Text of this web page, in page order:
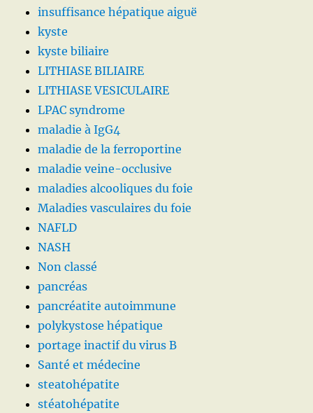
insuffisance hépatique aiguë
kyste
kyste biliaire
LITHIASE BILIAIRE
LITHIASE VESICULAIRE
LPAC syndrome
maladie à IgG4
maladie de la ferroportine
maladie veine-occlusive
maladies alcooliques du foie
Maladies vasculaires du foie
NAFLD
NASH
Non classé
pancréas
pancréatite autoimmune
polykystose hépatique
portage inactif du virus B
Santé et médecine
steatohépatite
stéatohépatite